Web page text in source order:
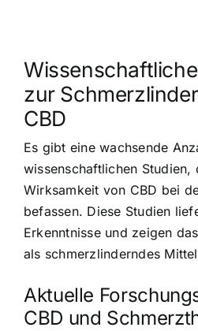
zur
CBD
Es gibt eine wachsende
wissenschaftlichen Studien,
Wirksamkeit von CBD bei
befassen. Diese Studien
Erkenntnisse und zeigen
als schmerzlinderndes
Aktuelle
CBD und